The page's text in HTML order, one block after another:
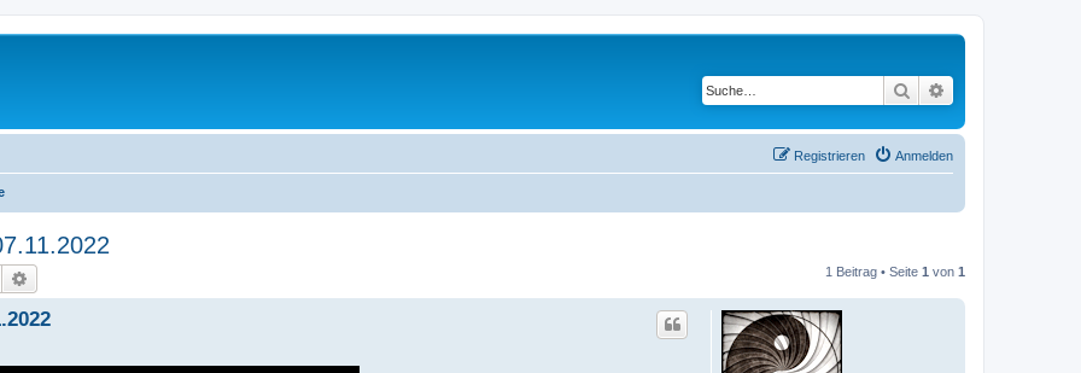
Suche
Anmelden
Registrieren
Suche 1 Beitrag • Seite 1 von 1